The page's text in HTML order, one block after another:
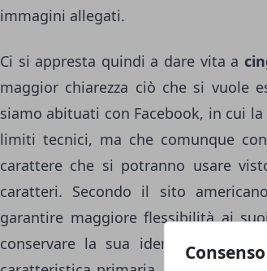
immagini allegati.
Ci si appresta quindi a dare vita a
maggior chiarezza ciò che si vuole
siamo abituati con Facebook, in cui
limiti tecnici, ma che comunque
carattere che si potranno usare
caratteri. Secondo il sito
garantire maggiore flessibilità ai
conservare la sua identità, in cui i